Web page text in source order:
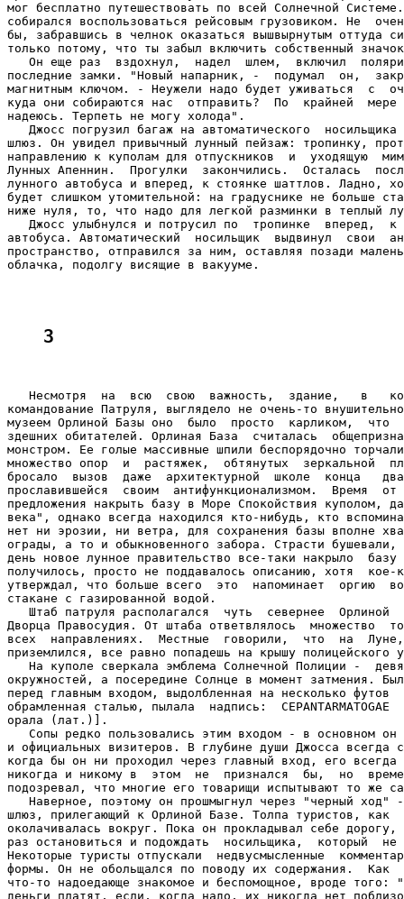
мог бесплатно путешествовать по всей Солнечной
собирался воспользоваться рейсовым грузовиком. Не
бы, забравшись в челнок оказаться вышвырнутым оттуда
только потому, что ты забыл включить собственный
Он еще раз  вздохнул,  надел  шлем,  включил
последние замки. "Новый напарник, -  подумал  он,
магнитным ключом. - Неужели надо будет уживаться  с
куда они собираются нас  отправить?  По  крайней
надеюсь. Терпеть не могу холода".
Джосс погрузил багаж на автоматического  носильщика
шлюз. Он увидел привычный лунный пейзаж: тропинку,
направлению к куполам для отпускников  и  уходящую
Лунных Апеннин.  Прогулки  закончились.  Осталась
лунного автобуса и вперед, к стоянке шаттлов. Ладно,
будет слишком утомительной: на градуснике не больше
ниже нуля, то, что надо для легкой разминки в теплый
Джосс улыбнулся и потрусил по  тропинке  вперед,  к
автобуса. Автоматический  носильщик  выдвинул  свои
пространство, отправился за ним, оставляя позади
облачка, подолгу висящие в вакууме.
3